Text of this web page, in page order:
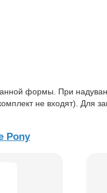
формы. При
не входят). Для
Pony